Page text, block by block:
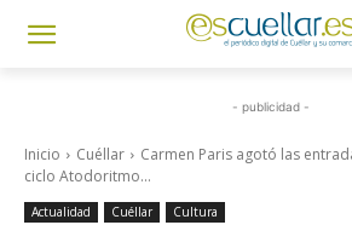
- publicidad -
Inicio Cuéllar
Carmen Paris agotó las
ciclo Atodoritmo...
Actualidad Cuéllar Cultura